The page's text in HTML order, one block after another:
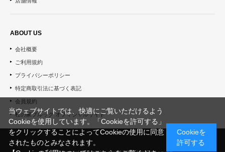
ABOUT US
会社概要
ご利用規約
プライバシーポリシー
特定商取引法に基づく表記
会員規約
杜の家ブルック オフィシャルサイト
当ウェブサイトでは、快適にご覧いただけるよう
Cookieを使用しています。「Cookieを許可する」
をクリックすることによってCookieの使用に同意
されたものとみなされます。
Cookieを
許可する